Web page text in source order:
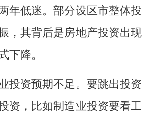
年低迷。部分设区市整体投
，其背后是房地产投资出现
下降。
资预期不足。要跳出投资
资，比如制造业投资要看工